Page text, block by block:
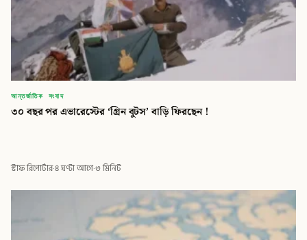
আন্তর্জাতিক সংবাদ
৩০ বছর পর এভারেস্টের ‘গ্রিন বুটস’ বাড়ি ফিরছেন !
স্টাফ রিপোর্টার·৪ ঘণ্টা আগে·৩ মিনিট